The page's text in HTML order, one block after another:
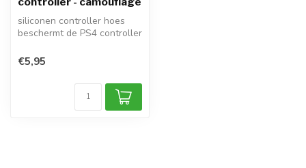
siliconen controller hoes
beschermt de PS4 controller
€5,95